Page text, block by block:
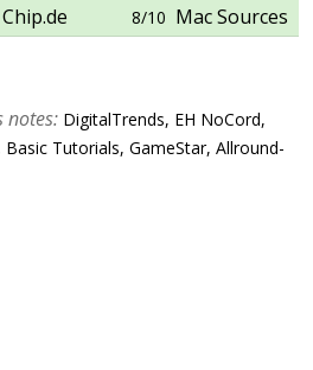
Chip.de 8/10 Mac Sources
notes: DigitalTrends, EH NoCord,
Tutorials, GameStar, Allround-